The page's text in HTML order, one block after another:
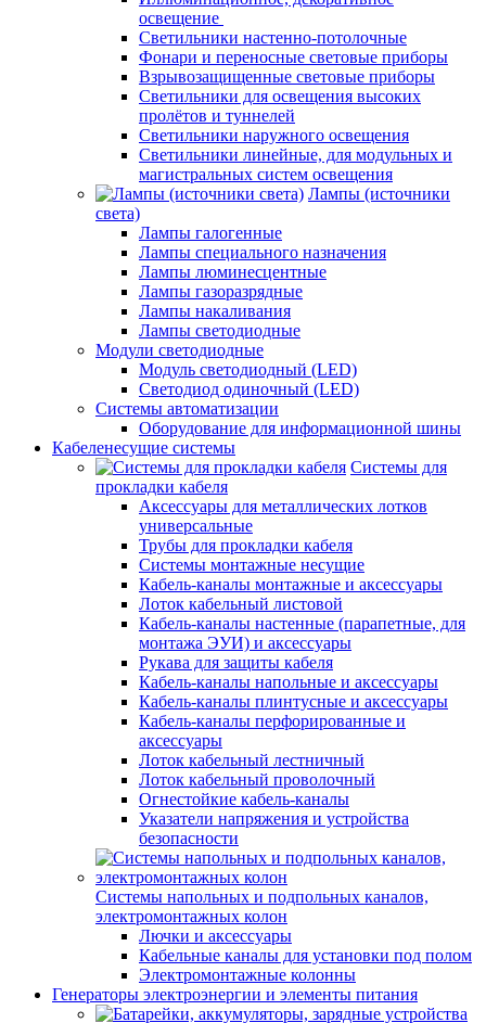
освещение
Светильники настенно-потолочные
Фонари и переносные световые приборы
Взрывозащищенные световые приборы
Светильники для освещения высоких
пролётов и туннелей
Светильники наружного освещения
Светильники линейные, для модульных и
магистральных систем освещения
Лампы (источники
света)
Лампы галогенные
Лампы специального назначения
Лампы люминесцентные
Лампы газоразрядные
Лампы накаливания
Лампы светодиодные
Модули светодиодные
Модуль светодиодный (LED)
Светодиод одиночный (LED)
Системы автоматизации
Оборудование для информационной шины
Кабеленесущие системы
Системы для
прокладки кабеля
Аксессуары для металлических лотков
универсальные
Трубы для прокладки кабеля
Системы монтажные несущие
Кабель-каналы монтажные и аксессуары
Лоток кабельный листовой
Кабель-каналы настенные (парапетные, для
монтажа ЭУИ) и аксессуары
Рукава для защиты кабеля
Кабель-каналы напольные и аксессуары
Кабель-каналы плинтусные и аксессуары
Кабель-каналы перфорированные и
аксессуары
Лоток кабельный лестничный
Лоток кабельный проволочный
Огнестойкие кабель-каналы
Указатели напряжения и устройства
безопасности
Системы напольных и подпольных каналов,
электромонтажных колон
Лючки и аксессуары
Кабельные каналы для установки под полом
Электромонтажные колонны
Генераторы электроэнергии и элементы питания